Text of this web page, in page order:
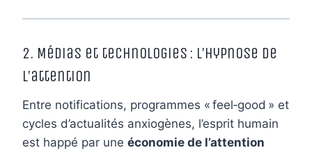
2. Médias et technologies : l’hypnose de
l’attention
Entre notifications, programmes « feel‑good » et
cycles d’actualités anxiogènes, l’esprit humain
est happé par une économie de l’attention